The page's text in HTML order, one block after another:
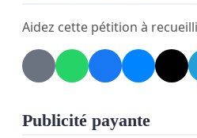
CONSIDÉRANT QUE le
plusieurs conseillers
opposition;
consulté la population et ne
Aidez cette pétition à
Publicité payante